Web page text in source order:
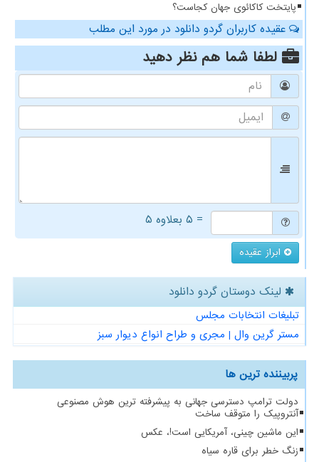
پایتخت کاکائوی جهان کجاست؟
عقیده کاربران گردو دانلود در مورد این مطلب
لطفا شما همنظر دهید
= ۵ بعلاوه ۵
ابراز عقیده
لینک دوستان گردو دانلود
تبلیغات انتخابات مجلس
مستر گرین وال | مجری و طراح انواع دیوار سبز
پربیننده ترین ها
دولت ترامپ دسترسی جهانی به پیشرفته ترین هوش مصنوعی
آنتروپیک را متوقف ساخت
این ماشین چینی، آمریکایی است!، عکس
زنگ خطر برای قاره سیاه